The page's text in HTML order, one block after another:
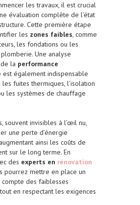
les travaux, il est crucial
évaluation complète de l’état
Cette première étape
les zones faibles, comme
les fondations ou les
Une analyse
la performance
est également indispensable
fuites thermiques, l’isolation
les systèmes de chauffage
souvent invisibles à l’œil nu,
une perte d’énergie
ainsi les coûts de
sur le long terme. En
des experts en rénovation
pourrez mettre en place un
des faiblesses
en respectant les exigences